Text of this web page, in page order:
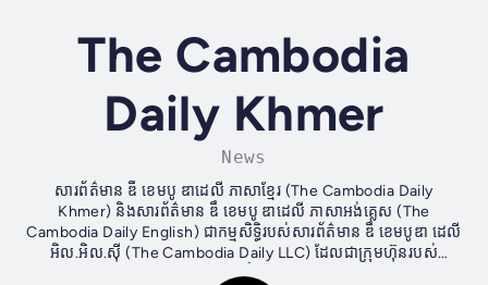
The Cambodia
Daily Khmer
News
សារព័ត៌មាន ឌឹ ខេមបូ ឌាដេលី ភាសាខ្មែរ (The Cambodia Daily
Khmer) និងសារព័ត៌មាន ឌឹ ខេមបូ ឌាដេលី ភាសាអង់គ្លេស (The
Cambodia Daily English) ជាកម្មសិទ្ធិរបស់សារព័ត៌មាន ឌឹ ខេមបូឌា ដេលី
អិល.អិល.ស៊ី (The Cambodia Daily LLC) ដែលជាក្រុមហ៊ុនរបស់
អាមេរិកាំង។...